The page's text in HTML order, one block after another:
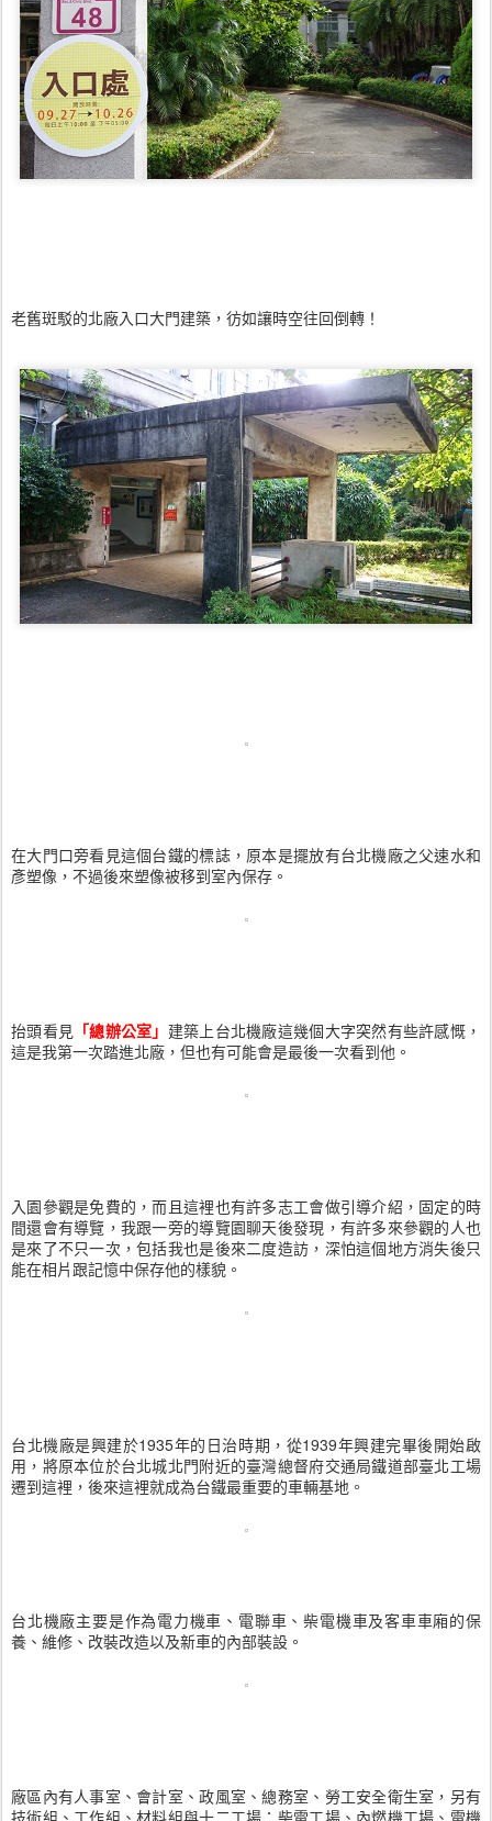
老舊斑駁的北廠入口大門建築，彷如讓時空往回倒轉！
在大門口旁看見這個台鐵的標誌，原本是擺放有台北機廠之父速水和
彥塑像，不過後來塑像被移到室內保存。
抬頭看見 「總辦公室」 建築上台北機廠這幾個大字突然有些許感慨，
這是我第一次踏進北廠，但也有可能會是最後一次看到他。
入園參觀是免費的，而且這裡也有許多志工會做引導介紹，固定的時
間還會有導覽，我跟一旁的導覽園聊天後發現，有許多來參觀的人也
是來了不只一次，包括我也是後來二度造訪，深怕這個地方消失後只
能在相片跟記憶中保存他的樣貌。
台北機廠是興建於1935年的日治時期，從1939年興建完畢後開始啟
用，將原本位於台北城北門附近的臺灣總督府交通局鐵道部臺北工場
遷到這裡，後來這裡就成為台鐵最重要的車輛基地。
台北機廠主要是作為電力機車、電聯車、柴電機車及客車車廂的保
養、維修、改裝改造以及新車的內部裝設。
廠區內有人事室、會計室、政風室、總務室、勞工安全衛生室，另有